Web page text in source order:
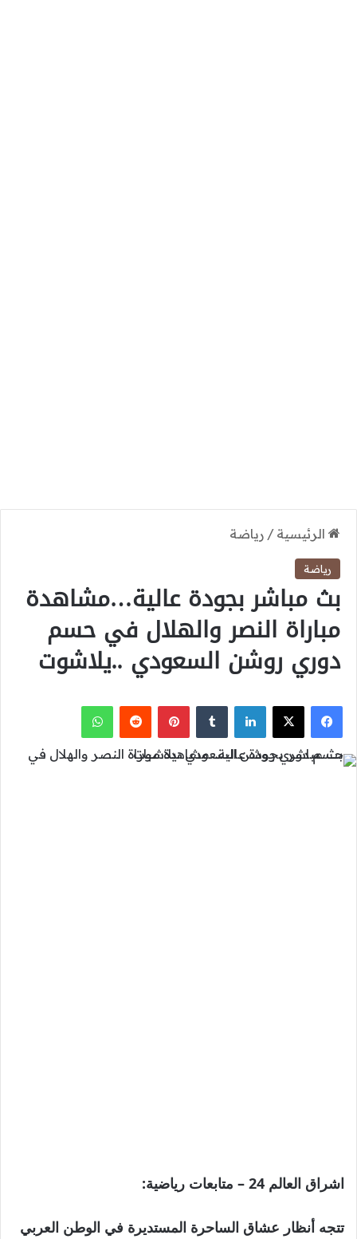
الرئيسية / رياضة
رياضة
بث مباشر بجودة عالية…مشاهدة
مباراة النصر والهلال في حسم
دوري روشن السعودي ..يلاشوت
فيسبوك
‫X لينكدإن بينتيريست واتساب
اشراق العالم 24 – متابعات رياضية:
تتجه أنظار عشاق الساحرة المستديرة في الوطن العربي